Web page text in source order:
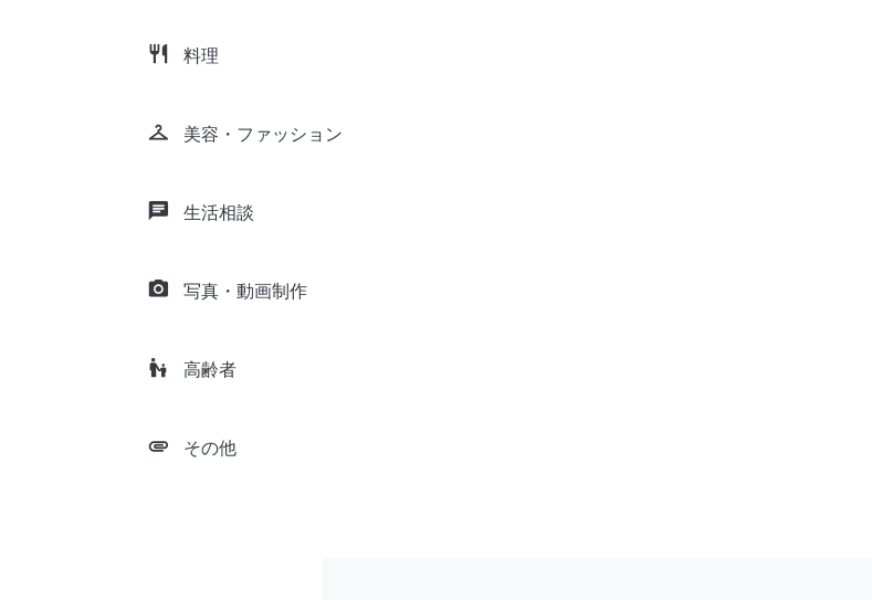
restaurant 料理
checkroom 美容・ファッション
chat 生活相談
camera_alt 写真・動画制作
escalator_warning 高齢者
attachment その他